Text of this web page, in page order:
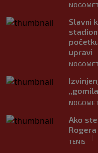
Slavni
upravi
Ako
TENIS
|